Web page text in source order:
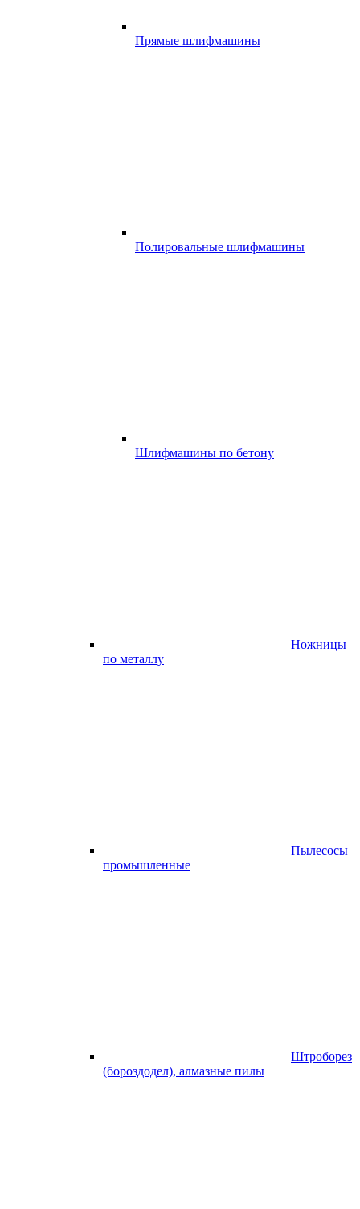
Прямые шлифмашины
Полировальные шлифмашины
Шлифмашины по бетону
Ножницы
по металлу
Пылесосы
промышленные
Штроборез
(бороздодел), алмазные пилы